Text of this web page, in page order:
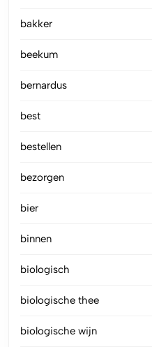
bakker
beekum
bernardus
best
bestellen
bezorgen
bier
binnen
biologisch
biologische thee
biologische wijn